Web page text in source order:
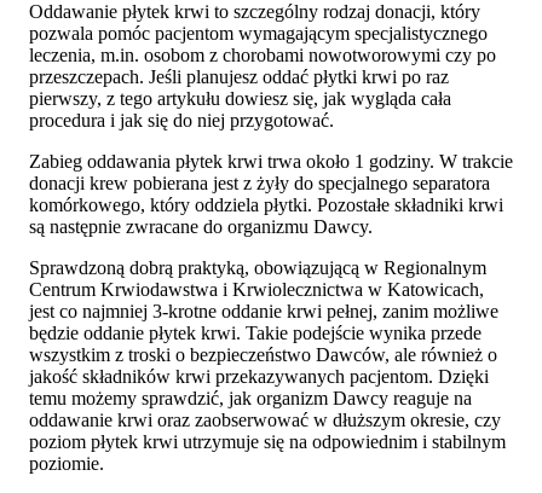
Oddawanie płytek krwi to szczególny rodzaj donacji, który
pozwala pomóc pacjentom wymagającym specjalistycznego
leczenia, m.in. osobom z chorobami nowotworowymi czy po
przeszczepach. Jeśli planujesz oddać płytki krwi po raz
pierwszy, z tego artykułu dowiesz się, jak wygląda cała
procedura i jak się do niej przygotować.
Zabieg oddawania płytek krwi trwa około 1 godziny. W trakcie
donacji krew pobierana jest z żyły do specjalnego separatora
komórkowego, który oddziela płytki. Pozostałe składniki krwi
są następnie zwracane do organizmu Dawcy.
Sprawdzoną dobrą praktyką, obowiązującą w Regionalnym
Centrum Krwiodawstwa i Krwiolecznictwa w Katowicach,
jest co najmniej 3-krotne oddanie krwi pełnej, zanim możliwe
będzie oddanie płytek krwi. Takie podejście wynika przede
wszystkim z troski o bezpieczeństwo Dawców, ale również o
jakość składników krwi przekazywanych pacjentom. Dzięki
temu możemy sprawdzić, jak organizm Dawcy reaguje na
oddawanie krwi oraz zaobserwować w dłuższym okresie, czy
poziom płytek krwi utrzymuje się na odpowiednim i stabilnym
poziomie.